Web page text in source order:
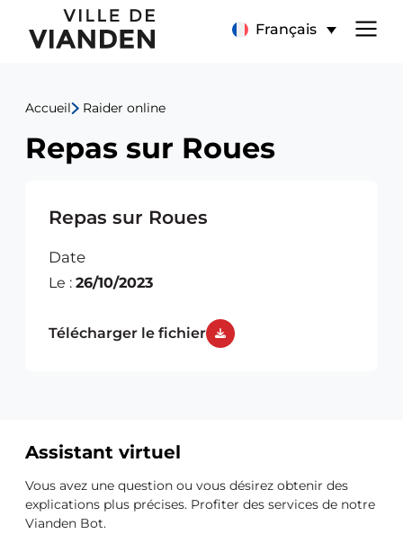
Repas
sur
Roues
Français
Menu
navigation
principal
Accueil Raider online
Repas sur Roues
Repas sur Roues
Date
Le : 26/10/2023
Télécharger le fichier
Ressources
supplémentaires
Assistant virtuel
Vous avez une question ou vous désirez obtenir des
explications plus précises. Profiter des services de notre
Vianden Bot.